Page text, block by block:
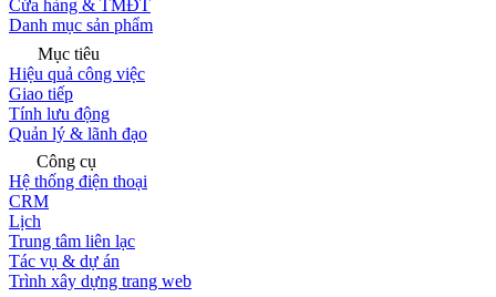
Cửa hàng & TMĐT
Danh mục sản phẩm
Mục tiêu
Hiệu quả công việc
Giao tiếp
Tính lưu động
Quản lý & lãnh đạo
Công cụ
Hệ thống điện thoại
CRM
Lịch
Trung tâm liên lạc
Tác vụ & dự án
Trình xây dựng trang web